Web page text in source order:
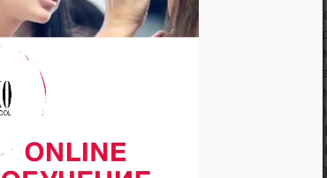
Многие женщины боятся
вульгарным и слишком
опровергнуть их
подходит всем, главное
глаз. Конечно же, красная
смотреться неуместно, но
говорю о создании образа…
себе некий шарм и
ассоциируется со стилем